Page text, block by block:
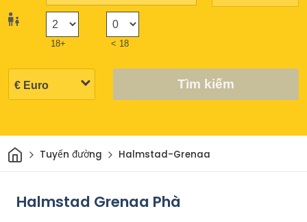
18+ < 18
Tìm kiếm
Trang chủ
Tuyến đường Halmstad-Grenaa
Halmstad Grenaa Phà